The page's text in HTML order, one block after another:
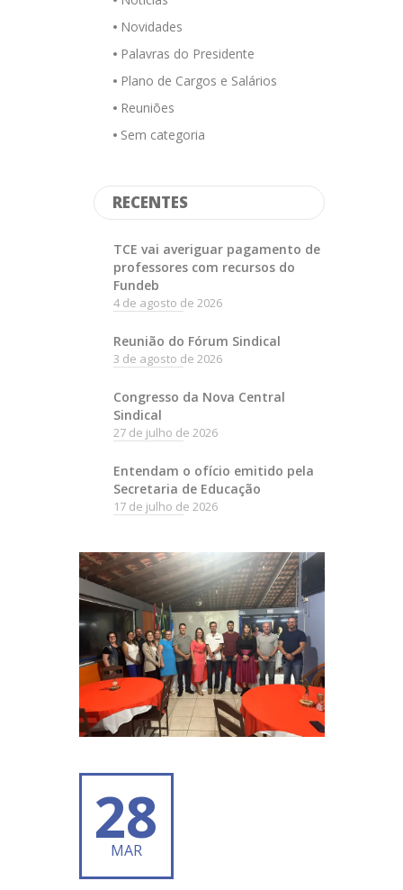
Novidades
Palavras do Presidente
Plano de Cargos e Salários
Reuniões
Sem categoria
RECENTES
TCE vai averiguar pagamento de
professores com recursos do
Fundeb
4 de agosto de 2026
Reunião do Fórum Sindical
3 de agosto de 2026
Congresso da Nova Central
Sindical
27 de julho de 2026
Entendam o ofício emitido pela
Secretaria de Educação
17 de julho de 2026
28
MAR